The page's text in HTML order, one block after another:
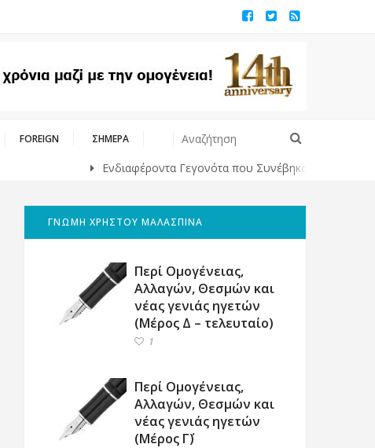
FOREIGN ΣΗΜΕΡΑ
Ενδιαφέροντα Γεγονότα που Συνέβηκαν Κάποτε στο
ΓΝΩΜΗ ΧΡΗΣΤΟΥ ΜΑΛΑΣΠΙΝΑ
Περί Ομογένειας,
Αλλαγών, Θεσμών και
νέας γενιάς ηγετών
(Μέρος Δ – τελευταίο)
1
Περί Ομογένειας,
Αλλαγών, Θεσμών και
νέας γενιάς ηγετών
(Μέρος Γ΄)